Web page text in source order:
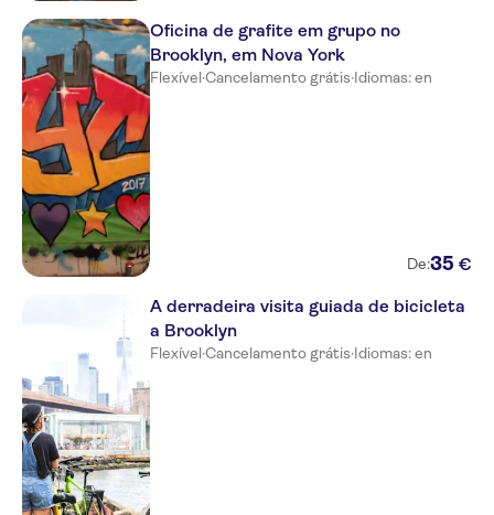
Oficina de grafite em grupo no
Brooklyn, em Nova York
Flexível·Cancelamento grátis·Idiomas: en
De:35 €
A derradeira visita guiada de bicicleta
a Brooklyn
Flexível·Cancelamento grátis·Idiomas: en